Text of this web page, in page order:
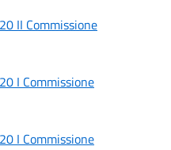
II Commissione
I Commissione
I Commissione